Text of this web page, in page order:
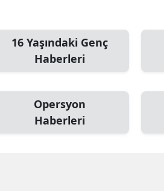
Kastamonu
Kayseri
Kırşehir
Kocaeli
16 Yaşındaki Genç
Haberleri
Opersyon
Haberleri